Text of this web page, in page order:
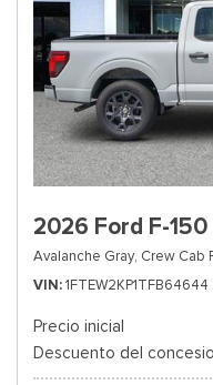
2026 Ford F-150
Avalanche Gray, Crew Cab
VIN 1FTEW2KP1TFB64644
Precio inicial
Descuento del